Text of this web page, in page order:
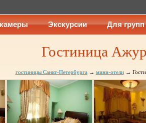
Экскурсии Для групп
Гостиница Ажур
гостиницы Санкт-Петербурга→ мини-отели→